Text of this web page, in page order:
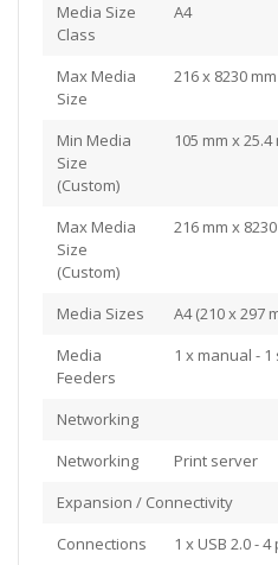
Media Size
Class
A4
Max Media
Size
216 x 8230 mm
Min Media
Size
(Custom)
105 mm x 25.4
Max Media
Size
(Custom)
216 mm x
Media Sizes
A4 (210 x 297
Media
Feeders
1 x manual - 1
Networking
Networking
Print server
Expansion / Connectivity
Connections
1 x USB 2.0 -